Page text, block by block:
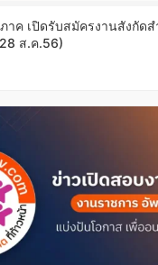
าค เปิดรับสมัครงานสังกัด
ส.ค.56)